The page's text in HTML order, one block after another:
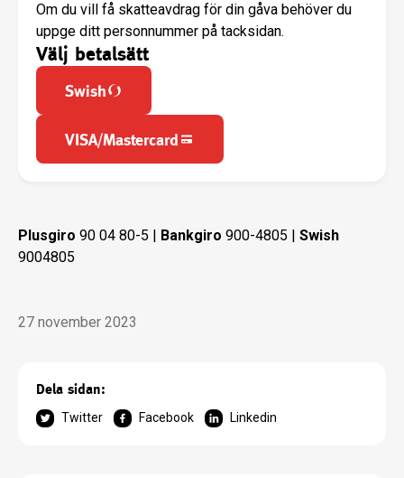
Om du vill få skatteavdrag för din gåva behöver du
uppge ditt personnummer på tacksidan.
Välj betalsätt
Swish
VISA/Mastercard
Plusgiro 90 04 80-5 | Bankgiro 900-4805 | Swish
9004805
27 november 2023
Dela sidan:
Twitter Facebook Linkedin